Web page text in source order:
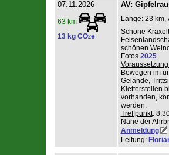
07.11.2026
63 km
13 kg CO2e
AV:
Länge: 23 km,
Schöne
schönen
Fotos 2025.
Bewegen im
Gelände,
Kletterstellen
vorhanden,
werden.
Treffpunkt:
Nähe der
Anmeldung
Leitung: